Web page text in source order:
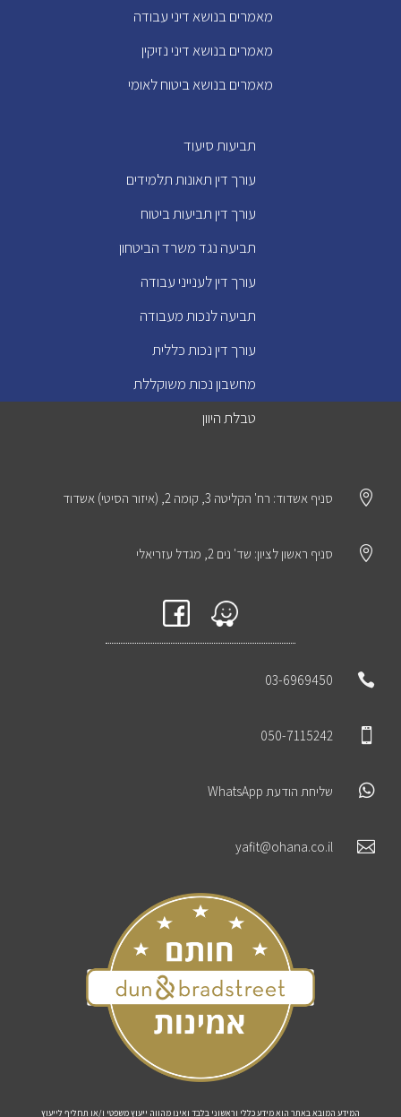
מאמרים בנושא דיני עבודה
מאמרים בנושא דיני נזיקין
מאמרים בנושא ביטוח לאומי
תביעות סיעוד
עורך דין תאונות תלמידים
עורך דין תביעות ביטוח
תביעה נגד משרד הביטחון
עורך דין לענייני עבודה
תביעה לנכות מעבודה
עורך דין נכות כללית
מחשבון נכות משוקללת
טבלת היוון
 סניף אשדוד: רח' הקליטה 3, קומה 2, (איזור הסיטי) אשדוד
 סניף ראשון לציון: שד' נים 2, מגדל עזריאלי

03-6969450

050-7115242
 שליחת הודעת WhatsApp

yafit@ohana.co.il
המידע המובא באתר הוא מידע כללי וראשוני בלבד ואינו מהווה ייעוץ משפטי ו/או תחליף לייעוץ